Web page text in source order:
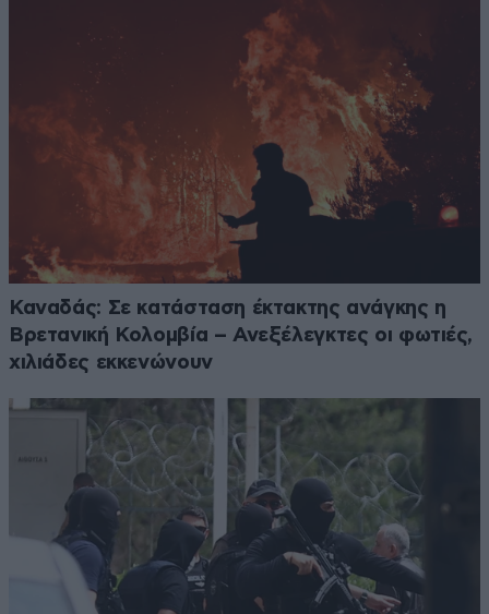
Καναδάς: Σε κατάσταση έκτακτης ανάγκης η
Βρετανική Κολομβία – Ανεξέλεγκτες οι φωτιές,
χιλιάδες εκκενώνουν